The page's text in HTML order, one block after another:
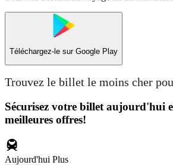
Téléchargez-le sur Google Play
Trouvez le billet le moins cher
Sécurisez votre billet aujourd'hui
meilleures offres!
Aujourd'hui Plus